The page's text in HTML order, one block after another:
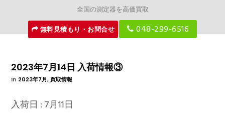
全国の測定器を高価買取
無料見積もり・お問合せ
048-299-6516
2023年7月14日 入荷情報③
In 2023年7月,買取情報
入荷日 : 7月11日